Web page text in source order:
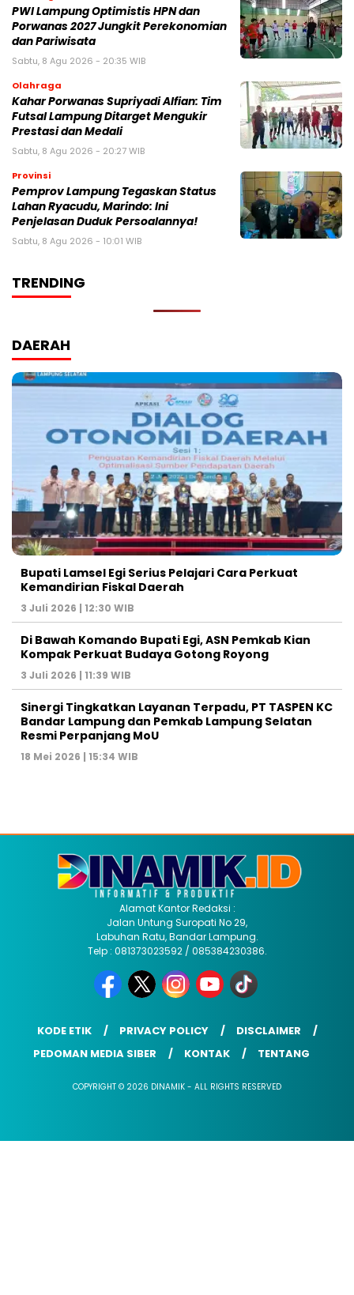
PWI Lampung Optimistis HPN dan
Porwanas 2027 Jungkit Perekonomian
dan Pariwisata
Sabtu, 8 Agu 2026 - 20:35 WIB
Olahraga
Kahar Porwanas Supriyadi Alfian: Tim
Futsal Lampung Ditarget Mengukir
Prestasi dan Medali
Sabtu, 8 Agu 2026 - 20:27 WIB
Provinsi
Pemprov Lampung Tegaskan Status
Lahan Ryacudu, Marindo: Ini
Penjelasan Duduk Persoalannya!
Sabtu, 8 Agu 2026 - 10:01 WIB
TRENDING
DAERAH
Bupati Lamsel Egi Serius Pelajari Cara Perkuat
Kemandirian Fiskal Daerah
3 Juli 2026 | 12:30 WIB
Di Bawah Komando Bupati Egi, ASN Pemkab Kian
Kompak Perkuat Budaya Gotong Royong
3 Juli 2026 | 11:39 WIB
Sinergi Tingkatkan Layanan Terpadu, PT TASPEN KC
Bandar Lampung dan Pemkab Lampung Selatan
Resmi Perpanjang MoU
18 Mei 2026 | 15:34 WIB
Alamat Kantor Redaksi :
Jalan Untung Suropati No 29,
Labuhan Ratu, Bandar Lampung.
Telp : 081373023592 / 085384230386.
KODE ETIK PRIVACY POLICY
DISCLAIMER
PEDOMAN MEDIA SIBER
KONTAK TENTANG
COPYRIGHT © 2026 DINAMIK - ALL RIGHTS RESERVED